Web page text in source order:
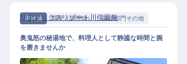
正社員 調理（調理師） 調理部門その他
リブマックスリゾート川俣温泉
奥鬼怒の秘湯地で、料理人として静謐な時間と腕
を磨きませんか